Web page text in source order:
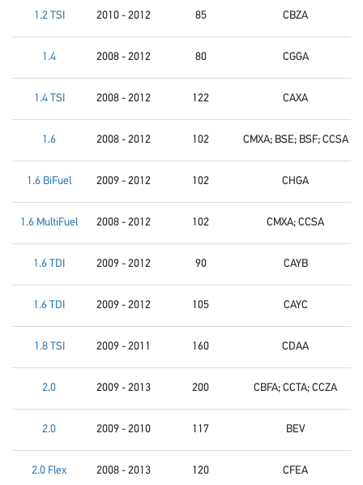
1.2 TSI 2010 - 2012 85 CBZA
1.4 2008 - 2012 80 CGGA
1.4 TSI 2008 - 2012 122 CAXA
1.6 2008 - 2012 102 CMXA; BSE; BSF; CCSA
1.6 BiFuel 2009 - 2012 102 CHGA
1.6 MultiFuel 2008 - 2012 102 CMXA; CCSA
1.6 TDI 2009 - 2012 90 CAYB
1.6 TDI 2009 - 2012 105 CAYC
1.8 TSI 2009 - 2011 160 CDAA
2.0 2009 - 2013 200 CBFA; CCTA; CCZA
2.0 2009 - 2010 117 BEV
2.0 Flex 2008 - 2013 120 CFEA